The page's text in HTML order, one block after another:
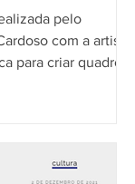
pelo
com a artista
para criar quadros,